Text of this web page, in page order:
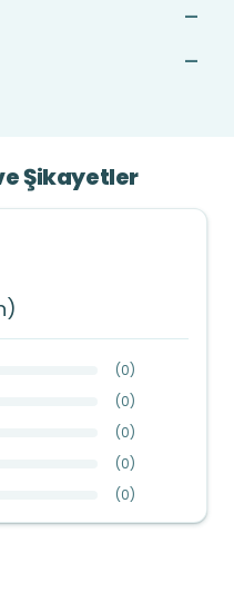
—
—
Şikayetler
(0)
(0)
(0)
(0)
(0)